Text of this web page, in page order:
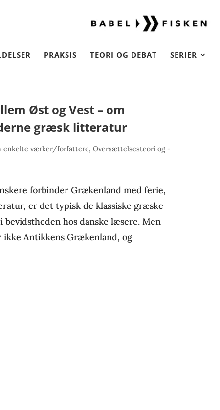
PRAKSIS TEORI OG DEBAT SERIER
Øst og Vest – om
græsk litteratur
enkelte værker/forfattere,Oversættelsesteori og -
forbinder Grækenland med ferie,
er det typisk de klassiske græske
hos danske læsere. Men
Antikkens Grækenland, og